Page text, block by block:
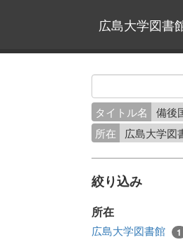
広島大学図書
タイトル名
備後
所在
広島大学図
絞り込み
所在
広島大学図書館 1